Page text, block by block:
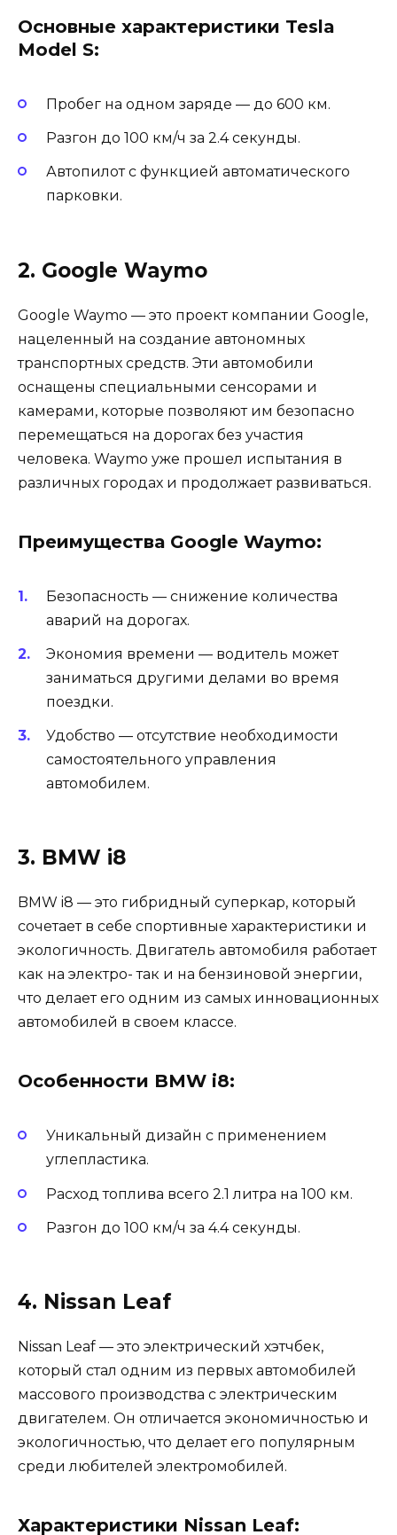
Основные характеристики Tesla
Model S:
Пробег на одном заряде — до 600 км.
Разгон до 100 км/ч за 2.4 секунды.
Автопилот с функцией автоматического
парковки.
2. Google Waymo
Google Waymo — это проект компании Google,
нацеленный на создание автономных
транспортных средств. Эти автомобили
оснащены специальными сенсорами и
камерами, которые позволяют им безопасно
перемещаться на дорогах без участия
человека. Waymo уже прошел испытания в
различных городах и продолжает развиваться.
Преимущества Google Waymo:
Безопасность — снижение количества
аварий на дорогах.
Экономия времени — водитель может
заниматься другими делами во время
поездки.
Удобство — отсутствие необходимости
самостоятельного управления
автомобилем.
3. BMW i8
BMW i8 — это гибридный суперкар, который
сочетает в себе спортивные характеристики и
экологичность. Двигатель автомобиля работает
как на электро- так и на бензиновой энергии,
что делает его одним из самых инновационных
автомобилей в своем классе.
Особенности BMW i8:
Уникальный дизайн с применением
углепластика.
Расход топлива всего 2.1 литра на 100 км.
Разгон до 100 км/ч за 4.4 секунды.
4. Nissan Leaf
Nissan Leaf — это электрический хэтчбек,
который стал одним из первых автомобилей
массового производства с электрическим
двигателем. Он отличается экономичностью и
экологичностью, что делает его популярным
среди любителей электромобилей.
Характеристики Nissan Leaf: